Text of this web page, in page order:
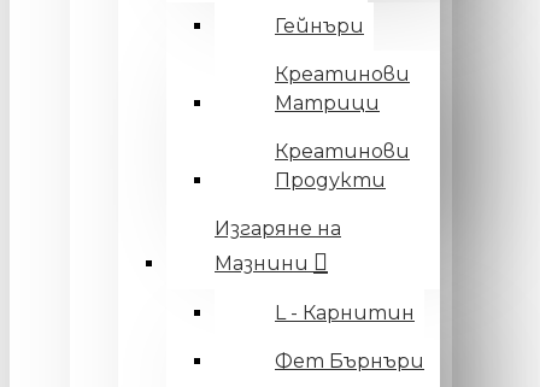
Гейнъри
Креатинови
Матрици
Креатинови
Продукти
Изгаряне на
Мазнини
L - Карнитин
Фет Бърнъри